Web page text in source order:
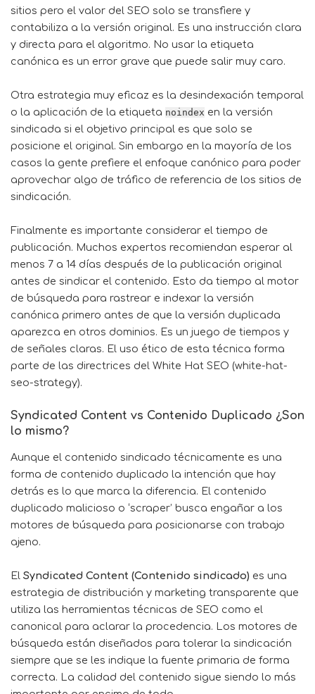
sitios pero el valor del SEO solo se transfiere y
contabiliza a la versión original. Es una instrucción clara
y directa para el algoritmo. No usar la etiqueta
canónica es un error grave que puede salir muy caro.
Otra estrategia muy eficaz es la desindexación temporal
o la aplicación de la etiqueta noindex en la versión
sindicada si el objetivo principal es que solo se
posicione el original. Sin embargo en la mayoría de los
casos la gente prefiere el enfoque canónico para poder
aprovechar algo de tráfico de referencia de los sitios de
sindicación.
Finalmente es importante considerar el tiempo de
publicación. Muchos expertos recomiendan esperar al
menos 7 a 14 días después de la publicación original
antes de sindicar el contenido. Esto da tiempo al motor
de búsqueda para rastrear e indexar la versión
canónica primero antes de que la versión duplicada
aparezca en otros dominios. Es un juego de tiempos y
de señales claras. El uso ético de esta técnica forma
parte de las directrices del White Hat SEO (white-hat-
seo-strategy).
Syndicated Content vs Contenido Duplicado ¿Son
lo mismo?
Aunque el contenido sindicado técnicamente es una
forma de contenido duplicado la intención que hay
detrás es lo que marca la diferencia. El contenido
duplicado malicioso o ‘scraper’ busca engañar a los
motores de búsqueda para posicionarse con trabajo
ajeno.
El Syndicated Content (Contenido sindicado) es una
estrategia de distribución y marketing transparente que
utiliza las herramientas técnicas de SEO como el
canonical para aclarar la procedencia. Los motores de
búsqueda están diseñados para tolerar la sindicación
siempre que se les indique la fuente primaria de forma
correcta. La calidad del contenido sigue siendo lo más